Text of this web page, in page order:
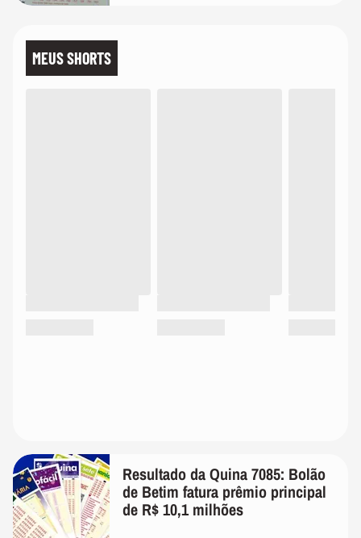
MEUS SHORTS
Resultado da Quina 7085: Bolão
de Betim fatura prêmio principal
de R$ 10,1 milhões